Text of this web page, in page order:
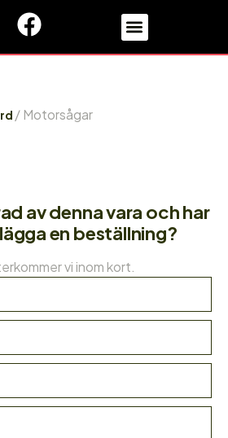
/ Motorsågar
av denna vara och har
en beställning?
vi inom kort.